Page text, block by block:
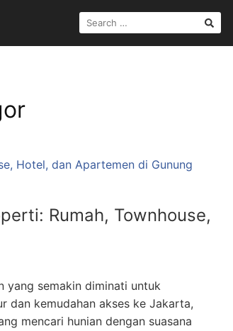
SEARCH
FOR:
Rumah, Townhouse,
yang semakin diminati untuk
dan kemudahan akses ke Jakarta,
mencari hunian dengan suasana